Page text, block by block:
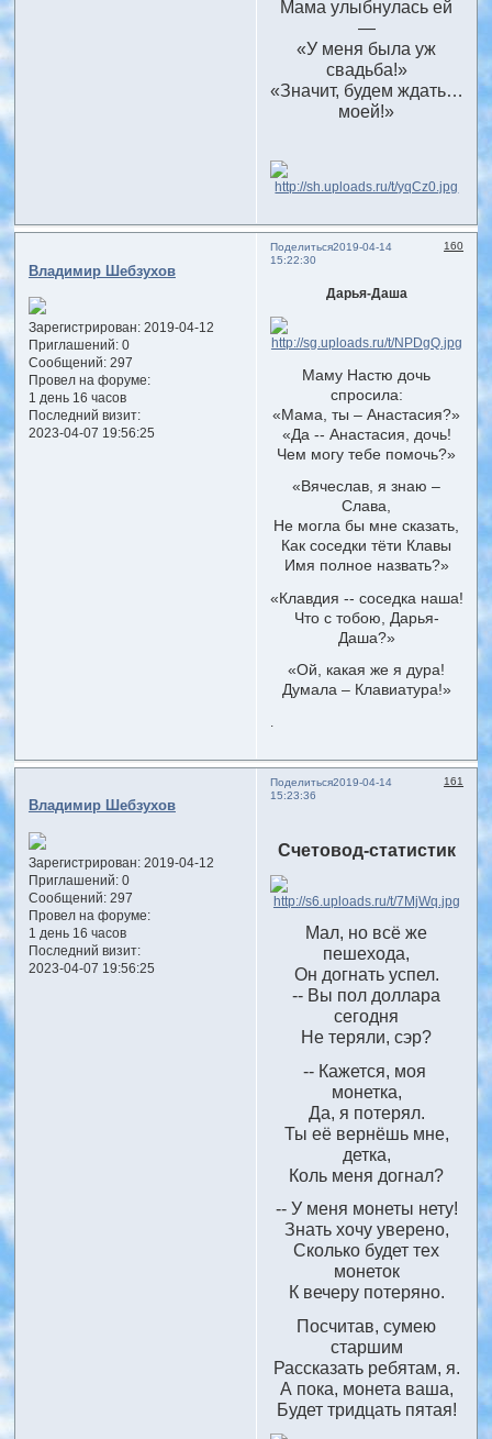
Мама улыбнулась ей
—
«У меня была уж
свадьба!»
«Значит, будем ждать…
моей!»
Поделиться 160
2019-04-14
15:22:30
Владимир Шебзухов
Зарегистрирован: 2019-04-12
Приглашений:0
Сообщений:297
Провел на форуме:
1 день 16 часов
Последний визит:
2023-04-07 19:56:25
Дарья-Даша
Маму Настю дочь
спросила:
«Мама, ты – Анастасия?»
«Да -- Анастасия, дочь!
Чем могу тебе помочь?»
«Вячеслав, я знаю –
Слава,
Не могла бы мне сказать,
Как соседки тёти Клавы
Имя полное назвать?»
«Клавдия -- соседка наша!
Что с тобою, Дарья-
Даша?»
«Ой, какая же я дура!
Думала – Клавиатура!»
Поделиться 161
2019-04-14
15:23:36
Владимир Шебзухов
Зарегистрирован: 2019-04-12
Приглашений:0
Сообщений:297
Провел на форуме:
1 день 16 часов
Последний визит:
2023-04-07 19:56:25
Счетовод-статистик
Мал, но всё же
пешехода,
Он догнать успел.
-- Вы пол доллара
сегодня
Не теряли, сэр?
-- Кажется, моя
монетка,
Да, я потерял.
Ты её вернёшь мне,
детка,
Коль меня догнал?
-- У меня монеты нету!
Знать хочу уверено,
Сколько будет тех
монеток
К вечеру потеряно.
Посчитав, сумею
старшим
Рассказать ребятам, я.
А пока, монета ваша,
Будет тридцать пятая!